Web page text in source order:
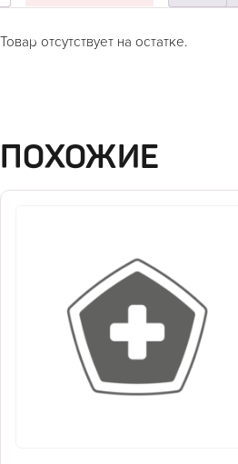
Товар отсутствует на остатке.
ПОХОЖИЕ